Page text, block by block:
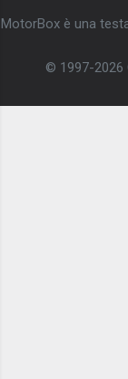
MotorBox è una
© 1997-2026